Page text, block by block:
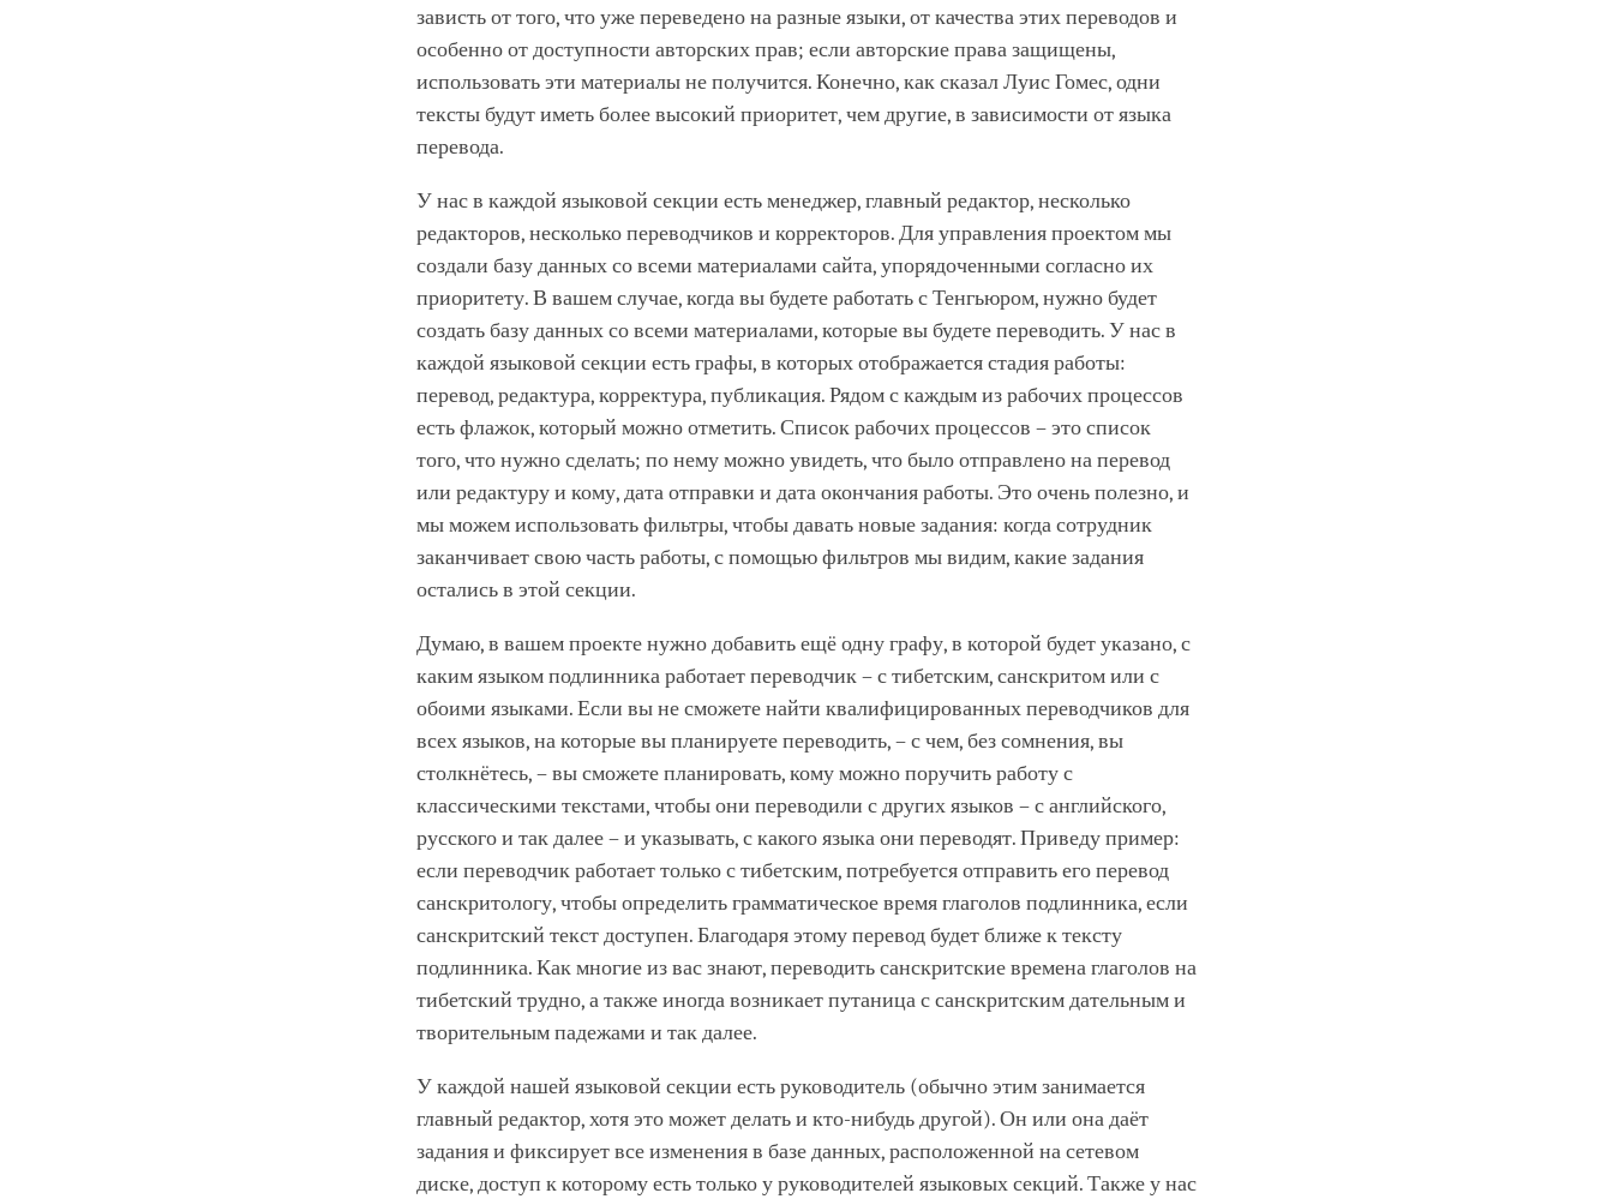
зависть от того, что уже переведено на разные языки, от качества этих переводов и
особенно от доступности авторских прав; если авторские права защищены,
использовать эти материалы не получится. Конечно, как сказал Луис Гомес, одни
тексты будут иметь более высокий приоритет, чем другие, в зависимости от языка
перевода.
У нас в каждой языковой секции есть менеджер, главный редактор, несколько
редакторов, несколько переводчиков и корректоров. Для управления проектом мы
создали базу данных со всеми материалами сайта, упорядоченными согласно их
приоритету. В вашем случае, когда вы будете работать с Тенгьюром, нужно будет
создать базу данных со всеми материалами, которые вы будете переводить. У нас в
каждой языковой секции есть графы, в которых отображается стадия работы:
перевод, редактура, корректура, публикация. Рядом с каждым из рабочих процессов
есть флажок, который можно отметить. Список рабочих процессов – это список
того, что нужно сделать; по нему можно увидеть, что было отправлено на перевод
или редактуру и кому, дата отправки и дата окончания работы. Это очень полезно, и
мы можем использовать фильтры, чтобы давать новые задания: когда сотрудник
заканчивает свою часть работы, с помощью фильтров мы видим, какие задания
остались в этой секции.
Думаю, в вашем проекте нужно добавить ещё одну графу, в которой будет указано, с
каким языком подлинника работает переводчик – с тибетским, санскритом или с
обоими языками. Если вы не сможете найти квалифицированных переводчиков для
всех языков, на которые вы планируете переводить, – с чем, без сомнения, вы
столкнётесь, – вы сможете планировать, кому можно поручить работу с
классическими текстами, чтобы они переводили с других языков – с английского,
русского и так далее – и указывать, с какого языка они переводят. Приведу пример:
если переводчик работает только с тибетским, потребуется отправить его перевод
санскритологу, чтобы определить грамматическое время глаголов подлинника, если
санскритский текст доступен. Благодаря этому перевод будет ближе к тексту
подлинника. Как многие из вас знают, переводить санскритские времена глаголов на
тибетский трудно, а также иногда возникает путаница с санскритским дательным и
творительным падежами и так далее.
У каждой нашей языковой секции есть руководитель (обычно этим занимается
главный редактор, хотя это может делать и кто-нибудь другой). Он или она даёт
задания и фиксирует все изменения в базе данных, расположенной на сетевом
диске, доступ к которому есть только у руководителей языковых секций. Также у нас